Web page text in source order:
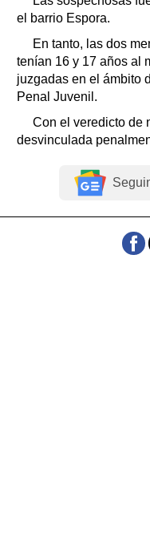
el barrio Espora.
En tanto, las dos
tenían 16 y 17 años al
juzgadas en el ámbito
Penal Juvenil.
Con el veredicto de
desvinculada